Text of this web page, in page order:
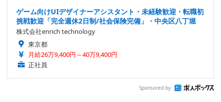
ゲーム向けUIデザイナーアシスタント・未経験歓迎・転職初
挑戦歓迎「完全週休2日制/社会保険完備」・中央区八丁堀
株式会社enrich technology
東京都
月給26万9,400円～40万9,400円
正社員
Sponsored by